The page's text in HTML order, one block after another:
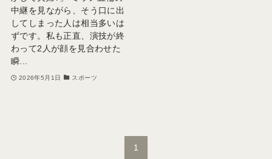
中継を見ながら、そう口に出
してしまった人は相当多いは
ずです。私も正直、演技が終
わって2人が顔を見合わせた
瞬...
2026年5月1日 スポーツ
1